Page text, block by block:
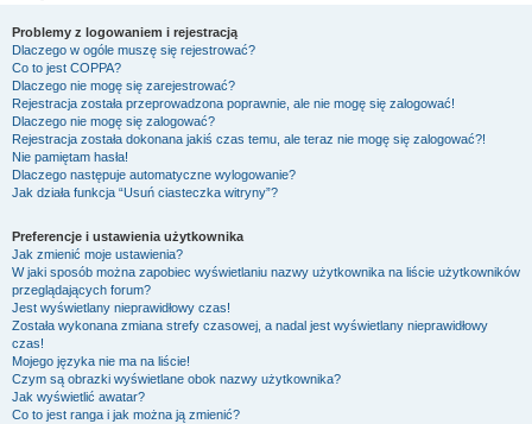
Problemy z logowaniem i rejestracją
Dlaczego w ogóle muszę się rejestrować?
Co to jest COPPA?
Dlaczego nie mogę się zarejestrować?
Rejestracja została przeprowadzona poprawnie, ale nie mogę się zalogować!
Dlaczego nie mogę się zalogować?
Rejestracja została dokonana jakiś czas temu, ale teraz nie mogę się zalogować?!
Nie pamiętam hasła!
Dlaczego następuje automatyczne wylogowanie?
Jak działa funkcja “Usuń ciasteczka witryny”?
Preferencje i ustawienia użytkownika
Jak zmienić moje ustawienia?
W jaki sposób można zapobiec wyświetlaniu nazwy użytkownika na liście użytkowników
przeglądających forum?
Jest wyświetlany nieprawidłowy czas!
Została wykonana zmiana strefy czasowej, a nadal jest wyświetlany nieprawidłowy
czas!
Mojego języka nie ma na liście!
Czym są obrazki wyświetlane obok nazwy użytkownika?
Jak wyświetlić awatar?
Co to jest ranga i jak można ją zmienić?